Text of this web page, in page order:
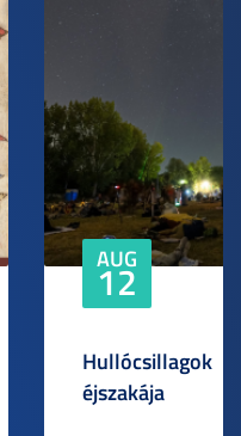
AUG
12
Hullócsillagok
éjszakája